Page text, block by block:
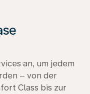
an, um jedem
– von der
Class bis zur